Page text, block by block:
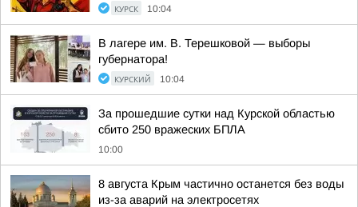
КУРСК 10:04
В лагере им. В. Терешковой — выборы
губернатора!
КУРСКИЙ 10:04
За прошедшие сутки над Курской областью
сбито 250 вражеских БПЛА
10:00
8 августа Крым частично останется без воды
из-за аварий на электросетях